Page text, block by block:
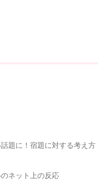
題に！宿題に対する考え方
ネット上の反応